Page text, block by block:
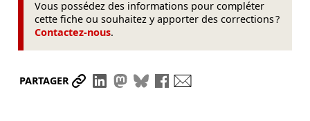
Vous possédez des informations pour compléter
cette fiche ou souhaitez y apporter des corrections ?
Contactez-nous.
PARTAGER Partager le lien
Partager sur LinkedIn
Partager sur Mastodon
Partager sur Bluesky
Partager sur Facebook